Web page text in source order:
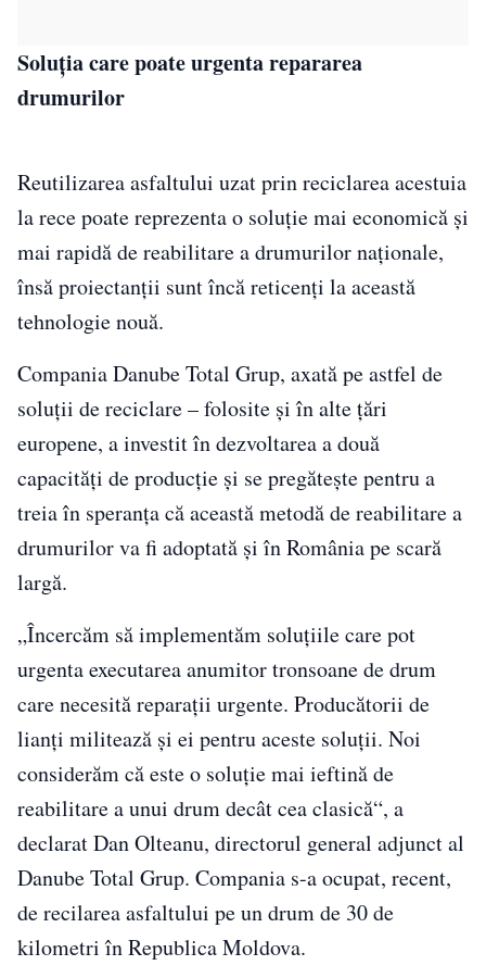
Soluţia care poate urgenta repararea
drumurilor
Reutilizarea asfaltului uzat prin reciclarea acestuia
la rece poate reprezenta o soluţie mai economică şi
mai rapidă de reabilitare a drumurilor naţionale,
însă proiectanţii sunt încă reticenţi la această
tehnologie nouă.
Compania Danube Total Grup, axată pe astfel de
soluţii de reciclare – folosite şi în alte ţări
europene, a investit în dezvoltarea a două
capacităţi de producţie şi se pregăteşte pentru a
treia în speranţa că această metodă de reabilitare a
drumurilor va fi adoptată şi în România pe scară
largă.
„Încercăm să implementăm soluţiile care pot
urgenta executarea anumitor tronsoane de drum
care necesită reparaţii urgente. Producătorii de
lianţi militează şi ei pentru aceste soluţii. Noi
considerăm că este o soluţie mai ieftină de
reabilitare a unui drum decât cea clasică“, a
declarat Dan Olteanu, directorul general adjunct al
Danube Total Grup. Compania s-a ocupat, recent,
de recilarea asfaltului pe un drum de 30 de
kilometri în Republica Moldova.